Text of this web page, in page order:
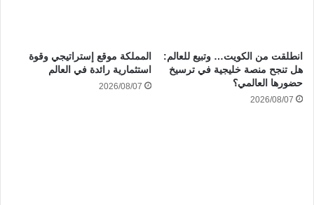
انطلقت من الكويت… وتبيع للعالم:
هل تنجح منصة خليجية في ترسيخ
حضورها العالمي؟
2026/08/07
المملكة موقع إستراتيجي وقوة
استثمارية رائدة في العالم
2026/08/07